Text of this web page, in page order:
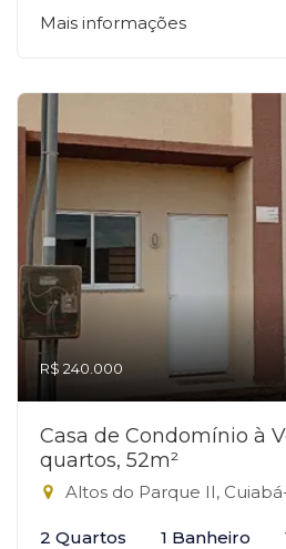
Mais informações
R$ 240.000
Casa de Condomínio à
quartos, 52m²
Altos do Parque II,
2 Quartos 1 Banheiro